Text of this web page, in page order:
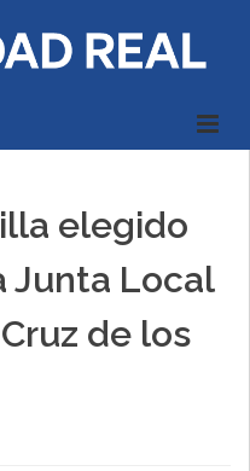
elegido
Junta Local
de los